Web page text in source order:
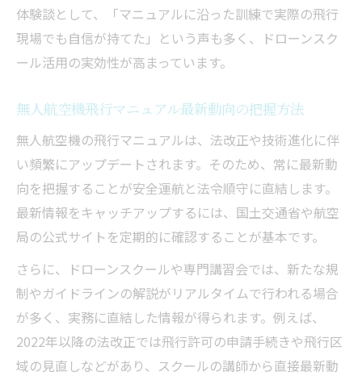
体験談として、「マニュアルに沿った訓練で実際の飛行
現場でも自信が持てた」という声も多く、ドローンスク
ール活用の実効性が高まっています。
無人航空機飛行マニュアル最新動向の把握方法
無人航空機の飛行マニュアルは、法改正や技術進化に伴
い頻繁にアップデートされます。そのため、常に最新動
向を把握することが安全運航と法令順守に直結します。
最新情報をキャッチアップするには、国土交通省や航空
局の公式サイトを定期的に確認することが基本です。
さらに、ドローンスクールや専門講習会では、新たな規
制やガイドラインの解説がリアルタイムで行われる場合
が多く、実務に直結した情報が得られます。例えば、
2022年以降の法改正では飛行許可の申請手続きや飛行区
域の見直しなどがあり、スクールの講師から直接最新動